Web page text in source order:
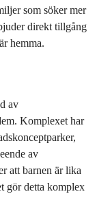
som söker mer
direkt tillgång
hemma.
av
Komplexet har
av
att barnen är lika
gör detta komplex